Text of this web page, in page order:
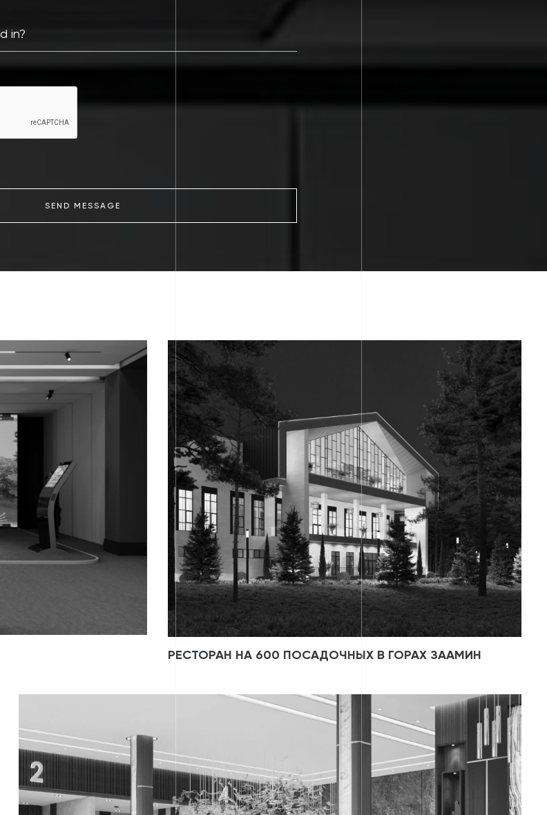
SEND MESSAGE
РЕСТОРАН НА 600 ПОСАДОЧНЫХ В ГОРАХ ЗААМИН